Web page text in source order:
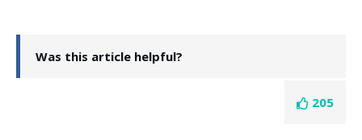
Was this article helpful?
205